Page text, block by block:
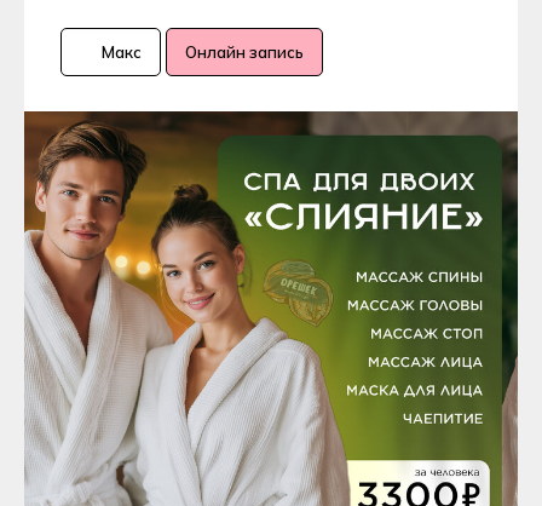
Макс Онлайн запись